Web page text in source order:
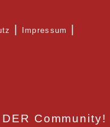
Impressum
Community!